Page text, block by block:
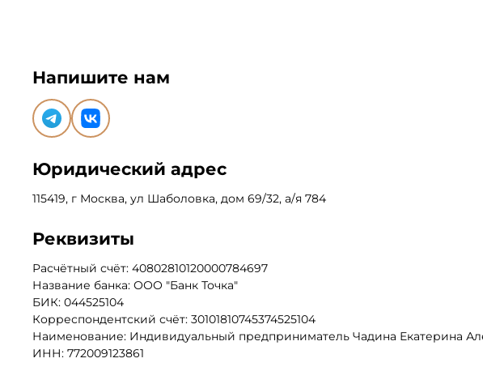
Напишите нам
Юридический адрес
115419, г Москва, ул Шаболовка, дом 69/32, а/я 784
Реквизиты
Расчётный счёт: 40802810120000784697
Название банка: ООО "Банк Точка"
БИК: 044525104
Корреспондентский счёт: 30101810745374525104
Наименование: Индивидуальный предприниматель Чадина Екатерина
ИНН: 772009123861